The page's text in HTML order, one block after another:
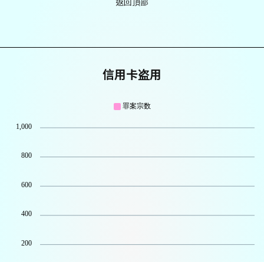
信用卡盗用
罪案宗数
1,000
800
600
400
200